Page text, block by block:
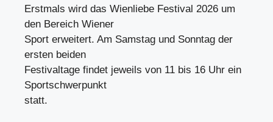
Erstmals wird das Wienliebe Festival 2026 um
den Bereich Wiener
Sport erweitert. Am Samstag und Sonntag der
ersten beiden
Festivaltage findet jeweils von 11 bis 16 Uhr ein
Sportschwerpunkt
statt.